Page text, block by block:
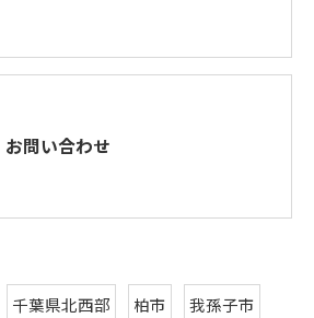
お問い合わせ
千葉県北西部 柏市
我孫子市